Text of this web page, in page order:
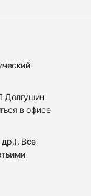
Долгушин
в офисе
Все